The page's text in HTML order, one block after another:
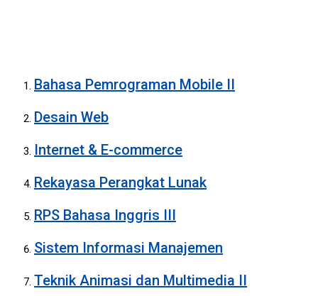
Bahasa Pemrograman Mobile II
Desain Web
Internet & E-commerce
Rekayasa Perangkat Lunak
RPS Bahasa Inggris III
Sistem Informasi Manajemen
Teknik Animasi dan Multimedia II